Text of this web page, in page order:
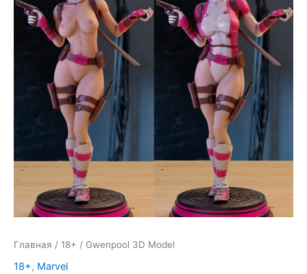
Главная / 18+ / Gwenpool 3D Model
18+, Marvel